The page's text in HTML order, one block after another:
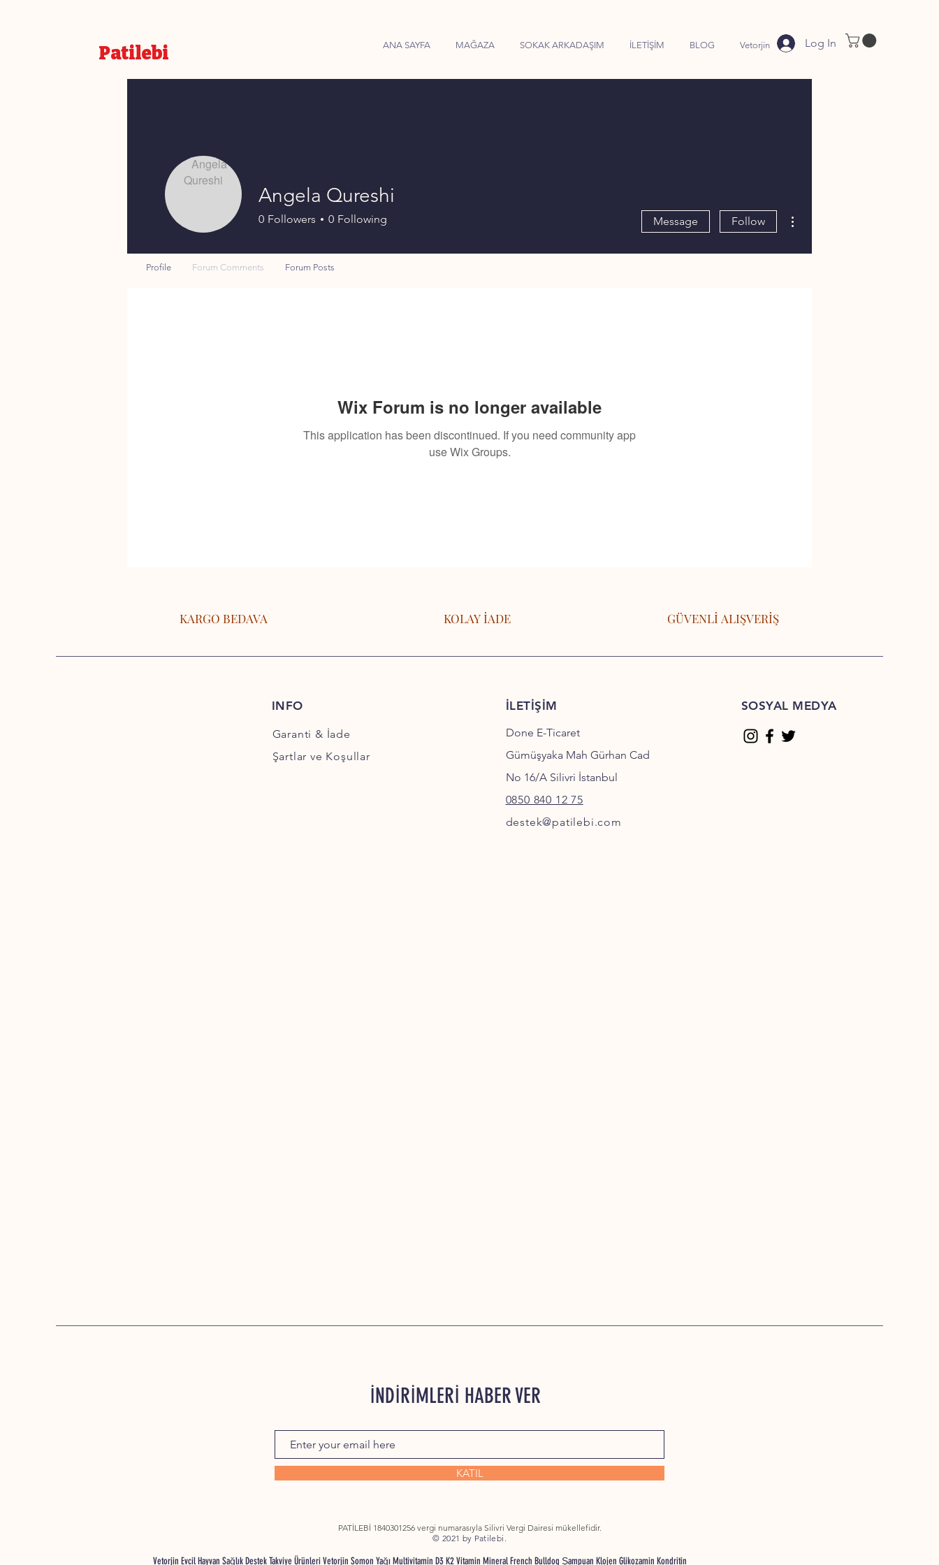
Patilebi ANA SAYFA MAĞAZA SOKAK ARKADAŞIM İLETİŞİM BLOG Vetorjin Log In
Wix Forum is no longer available
This application has been discontinued. If you need community app
use Wix Groups.
Angela Qureshi
0 Followers 0 Following Message Follow
Profile Forum Comments Forum Posts
KARGO BEDAVA KOLAY İADE GÜVENLİ ALIŞVERİŞ
INFO
Garanti & İade
Şartlar ve Koşullar
İLETİŞİM
Done E-Ticaret
Gümüşyaka Mah Gürhan Cad
No 16/A Silivri İstanbul
0850 840 12 75
destek@patilebi.com
SOSYAL MEDYA
İNDİRİMLERİ HABER VER
KATIL
PATİLEBİ 1840301256 vergi numarasıyla Silivri Vergi Dairesi mükellefidir.
© 2021 by Patilebi.
Vetorjin Evcil Hayvan Sağlık Destek Takviye Ürünleri Vetorjin Somon Yağı Multivitamin D3 K2 Vitamin Mineral French Bulldog Şampuan Klojen Glikozamin Kondritin